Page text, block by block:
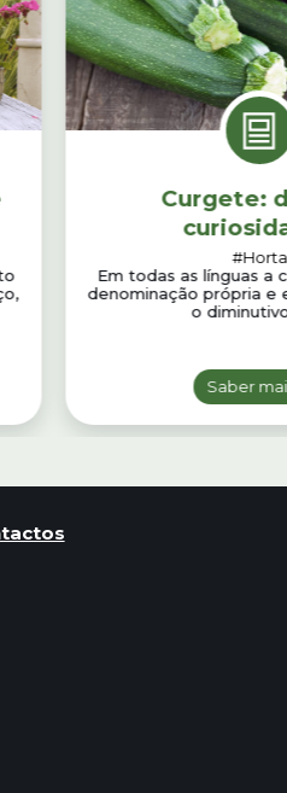
Curgete:
#Horta
Em todas as línguas a
denominação própria e
o
Saber